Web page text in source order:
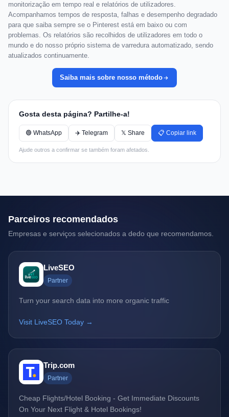
monitorização em tempo real e relatórios de utilizadores.
Acompanhamos tempos de resposta, falhas e desempenho degradado
para que saiba sempre se o Pinterest está em baixo ou com
problemas. Os relatórios são recolhidos de utilizadores em todo o
mundo e do nosso próprio sistema de varredura automatizado, sendo
atualizados continuamente.
Saiba mais sobre nosso método
Gosta desta página? Partilhe-a!
🟢 WhatsApp ✈️ Telegram 𝕏 Share 📋 Copiar link
Ajude outros a confirmar se também foram afetados.
Parceiros recomendados
Empresas e serviços selecionados a dedo que recomendamos.
LiveSEO
Partner
Turn your search data into more organic traffic
Visit LiveSEO Today →
Trip.com
Partner
Cheap Flights/Hotel Booking - Get Immediate Discounts
On Your Next Flight & Hotel Bookings!